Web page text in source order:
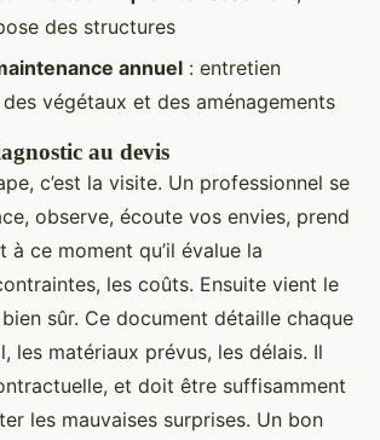
des structures
annuel : entretien
végétaux et des aménagements
au devis
c’est la visite. Un professionnel se
observe, écoute vos envies, prend
à ce moment qu’il évalue la
les coûts. Ensuite vient le
sûr. Ce document détaille chaque
les matériaux prévus, les délais. Il
et doit être suffisamment
les mauvaises surprises. Un bon